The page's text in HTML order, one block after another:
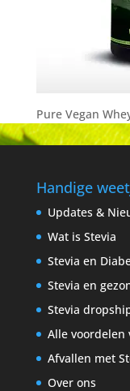
Pure Vegan
Handige
Updates &
Wat is Stevia
Stevia en
Stevia en
Stevia
Alle voordelen
Afvallen met
Over ons